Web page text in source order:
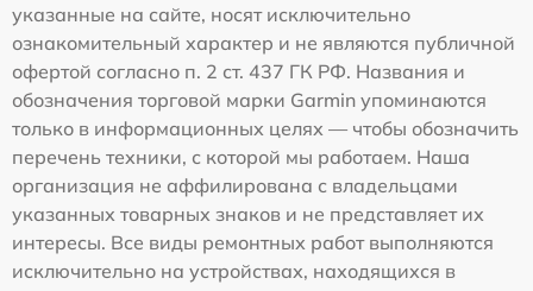
указанные на сайте, носят исключительно
ознакомительный характер и не являются публичной
офертой согласно п. 2 ст. 437 ГК РФ. Названия и
обозначения торговой марки Garmin упоминаются
только в информационных целях — чтобы обозначить
перечень техники, с которой мы работаем. Наша
организация не аффилирована с владельцами
указанных товарных знаков и не представляет их
интересы. Все виды ремонтных работ выполняются
исключительно на устройствах, находящихся в